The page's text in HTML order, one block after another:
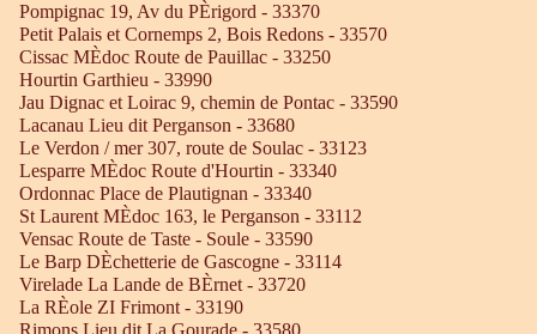
Pompignac 19, Av du PÈrigord - 33370
Petit Palais et Cornemps 2, Bois Redons - 33570
Cissac MÈdoc Route de Pauillac - 33250
Hourtin Garthieu - 33990
Jau Dignac et Loirac 9, chemin de Pontac - 33590
Lacanau Lieu dit Perganson - 33680
Le Verdon / mer 307, route de Soulac - 33123
Lesparre MÈdoc Route d'Hourtin - 33340
Ordonnac Place de Plautignan - 33340
St Laurent MÈdoc 163, le Perganson - 33112
Vensac Route de Taste - Soule - 33590
Le Barp DÈchetterie de Gascogne - 33114
Virelade La Lande de BÈrnet - 33720
La RÈole ZI Frimont - 33190
Rimons Lieu dit La Gourade - 33580